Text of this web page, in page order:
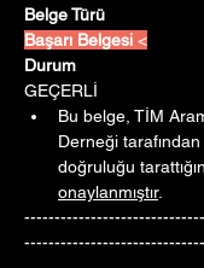
Başarı Belgesi <
GEÇERLİ
Bu belge, TİM
Derneği
doğruluğu
onaylanmıştır.
------------------------------